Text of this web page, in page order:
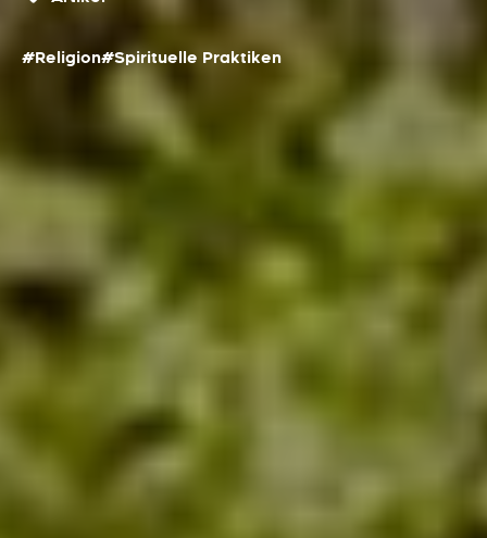
#Religion#Spirituelle Praktiken